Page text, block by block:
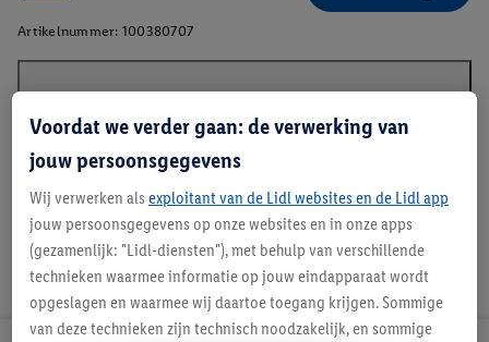
Artikelnummer: 100380707
Voordat we verder gaan: de verwerking van
jouw persoonsgegevens
Wij verwerken als exploitant van de Lidl websites en de Lidl app
jouw persoonsgegevens op onze websites en in onze apps
(gezamenlijk: "Lidl-diensten"), met behulp van verschillende
technieken waarmee informatie op jouw eindapparaat wordt
opgeslagen en waarmee wij daartoe toegang krijgen. Sommige
van deze technieken zijn technisch noodzakelijk, en sommige